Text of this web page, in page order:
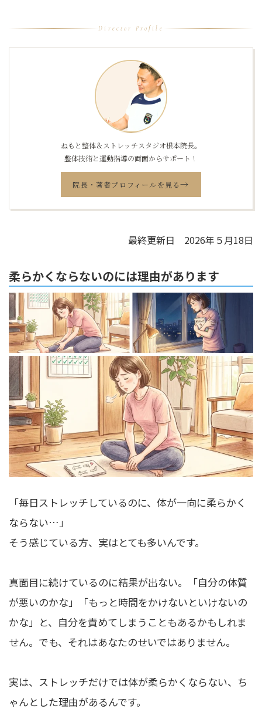
Director Profile
ねもと整体＆ストレッチスタジオ根本院長。
整体技術と運動指導の両面からサポート！
院長・著者プロフィールを見る→
最終更新日 2026年５月18日
柔らかくならないのには理由があります
「毎日ストレッチしているのに、体が一向に柔らかく
ならない…」
そう感じている方、実はとても多いんです。
真面目に続けているのに結果が出ない。「自分の体質
が悪いのかな」「もっと時間をかけないといけないの
かな」と、自分を責めてしまうこともあるかもしれま
せん。でも、それはあなたのせいではありません。
実は、ストレッチだけでは体が柔らかくならない、ち
ゃんとした理由があるんです。